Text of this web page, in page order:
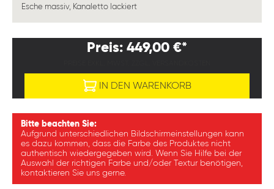
Esche massiv, Kanaletto lackiert
Preis: 449,00 €*
IN DEN WARENKORB
Bitte beachten Sie:
Aufgrund unterschiedlichen Bildschirmeinstellungen kann
es dazu kommen, dass die Farbe des Produktes nicht
authentisch wiedergegeben wird. Wenn Sie Hilfe bei der
Auswahl der richtigen Farbe und/oder Textur benötigen,
kontaktieren Sie uns gerne.